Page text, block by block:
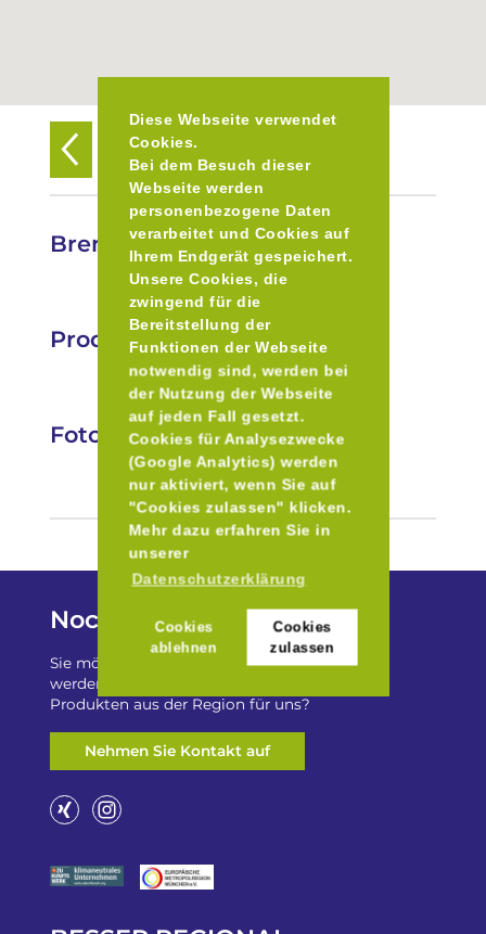
Diese Webseite verwendet
Cookies.
Bei dem Besuch dieser
Webseite werden
personenbezogene Daten
verarbeitet und Cookies auf
Ihrem Endgerät gespeichert.
Unsere Cookies, die
zwingend für die
Bereitstellung der
Funktionen der Webseite
notwendig sind, werden bei
der Nutzung der Webseite
auf jeden Fall gesetzt.
Cookies für Analysezwecke
(Google Analytics) werden
nur aktiviert, wenn Sie auf
"Cookies zulassen" klicken.
Mehr dazu erfahren Sie in
unserer
Datenschutzerklärung
Cookies
ablehnen
Cookies
zulassen
Zurück zur Übersicht
Brennerei Familie Hafner
Produkte
Fotos
Noch Fragen?
Sie möchten auf „Besser Regional“ gelistet
werden? Oder haben Sie einen Freizeittip zu
Produkten aus der Region für uns?
Nehmen Sie Kontakt auf